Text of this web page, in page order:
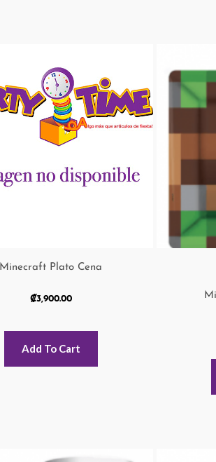
Minecraft Plato Cena
₡3,900.00
Add To Cart